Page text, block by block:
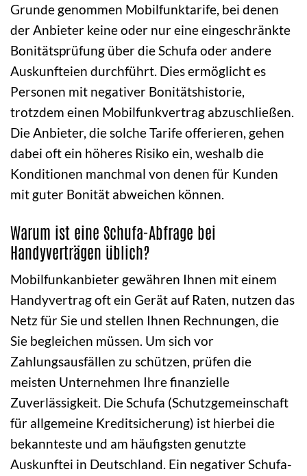
Grunde genommen Mobilfunktarife, bei denen
der Anbieter keine oder nur eine eingeschränkte
Bonitätsprüfung über die Schufa oder andere
Auskunfteien durchführt. Dies ermöglicht es
Personen mit negativer Bonitätshistorie,
trotzdem einen Mobilfunkvertrag abzuschließen.
Die Anbieter, die solche Tarife offerieren, gehen
dabei oft ein höheres Risiko ein, weshalb die
Konditionen manchmal von denen für Kunden
mit guter Bonität abweichen können.
Warum ist eine Schufa-Abfrage bei
Handyverträgen üblich?
Mobilfunkanbieter gewähren Ihnen mit einem
Handyvertrag oft ein Gerät auf Raten, nutzen das
Netz für Sie und stellen Ihnen Rechnungen, die
Sie begleichen müssen. Um sich vor
Zahlungsausfällen zu schützen, prüfen die
meisten Unternehmen Ihre finanzielle
Zuverlässigkeit. Die Schufa (Schutzgemeinschaft
für allgemeine Kreditsicherung) ist hierbei die
bekannteste und am häufigsten genutzte
Auskunftei in Deutschland. Ein negativer Schufa-